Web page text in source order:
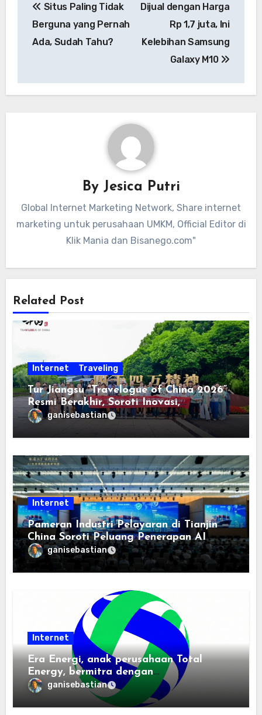
pos
Situs Paling Tidak
Berguna yang Pernah
Ada, Sudah Tahu?
Dijual dengan Harga
Rp 1,7 juta, Ini
Kelebihan Samsung
Galaxy M10
By Jesica Putri
Global Internet Marketing Network, Share internet
marketing untuk perusahaan UMKM, Official Editor di
Klik Mania dan Bisanego.com"
Related Post
Internet Traveling
Tur Jiangsu “Travelogue of China 2026”
Resmi Berakhir, Soroti Inovasi,
Keterbukaan, dan Pembangunan
Berorientasi pada Masyarakat
ganisebastian
Internet
Pameran Industri Pelayaran di Tianjin
China Soroti Peluang Penerapan AI
ganisebastian
Internet
Era Energi, anak perusahaan Total
Energy, bermitra dengan
Zhuochuangtong untuk mempercepat
transisi energi Indonesia — raksasa
energi global bergabung dengan tim
ganisebastian